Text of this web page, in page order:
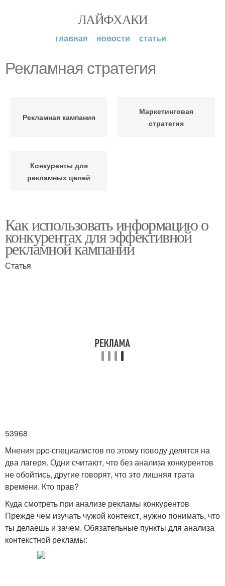
ЛАЙФХАКИ
главная новости статьи
Рекламная стратегия
Рекламная кампания
Маркетинговая
стратегия
Конкуренты для
рекламных целей
Как использовать информацию о
конкурентах для эффективной
рекламной кампании
Статья
53968
Мнения ppc-специалистов по этому поводу делятся на
два лагеря. Одни считают, что без анализа конкурентов
не обойтись, другие говорят, что это лишняя трата
времени. Кто прав?
Куда смотреть при анализе рекламы конкурентов
Прежде чем изучать чужой контекст, нужно понимать, что
ты делаешь и зачем. Обязательные пункты для анализа
контекстной рекламы: